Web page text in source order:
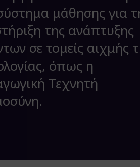
μάθησης για
της ανάπτυξης
σε τομείς αιχμής
όπως η
Τεχνητή